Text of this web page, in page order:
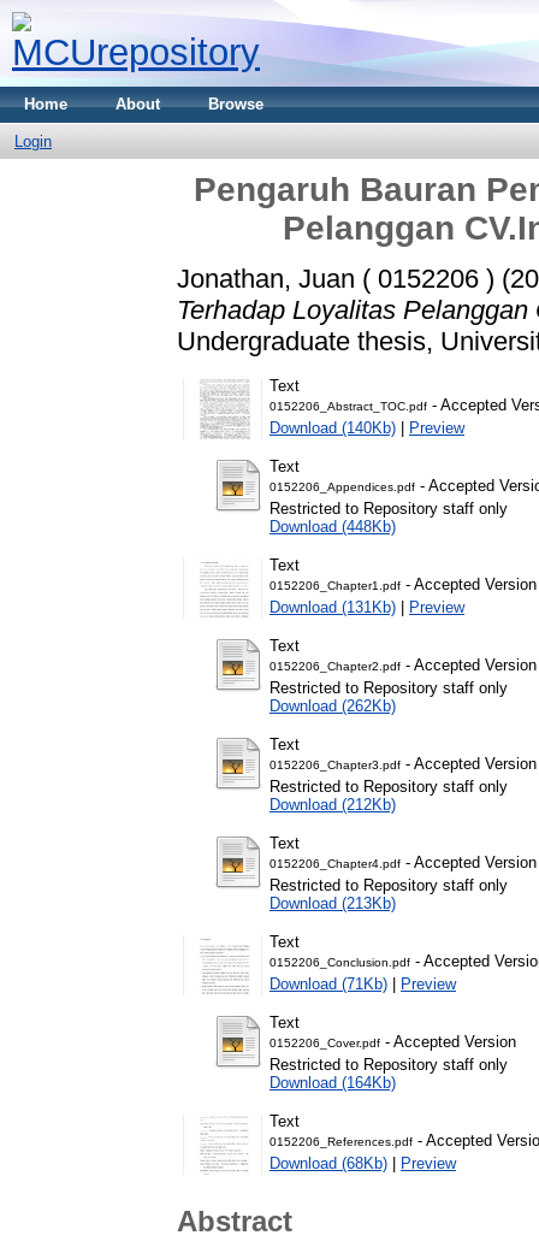
Home About Browse
Login
Pengaruh Bauran
Pelanggan
Jonathan, Juan ( 0152206 )
Terhadap Loyalitas
Undergraduate thesis,
Text
0152206_Abstract_TOC.pdf - Accepted
Download (140Kb) | Preview
Text
0152206_Appendices.pdf - Accepted
Restricted to Repository staff only
Download (448Kb)
Text
0152206_Chapter1.pdf - Accepted Version
Download (131Kb) | Preview
Text
0152206_Chapter2.pdf - Accepted Version
Restricted to Repository staff only
Download (262Kb)
Text
0152206_Chapter3.pdf - Accepted Version
Restricted to Repository staff only
Download (212Kb)
Text
0152206_Chapter4.pdf - Accepted Version
Restricted to Repository staff only
Download (213Kb)
Text
0152206_Conclusion.pdf - Accepted
Download (71Kb) | Preview
Text
0152206_Cover.pdf - Accepted Version
Restricted to Repository staff only
Download (164Kb)
Text
0152206_References.pdf - Accepted
Download (68Kb) | Preview
Abstract